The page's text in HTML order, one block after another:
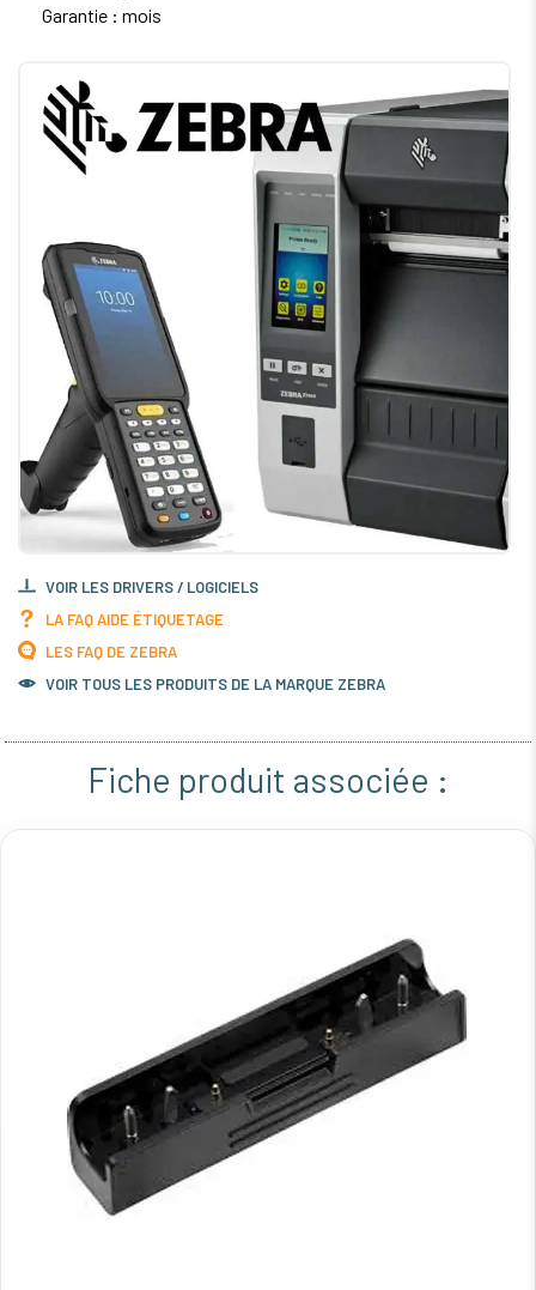
VOIR LES DRIVERS / LOGICIELS
LA FAQ AIDE ÉTIQUETAGE
LES FAQ DE ZEBRA
VOIR TOUS LES PRODUITS DE LA MARQUE ZEBRA
Garantie : mois
Fiche produit associée :